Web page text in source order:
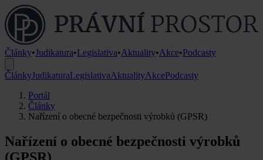
Články•Judikatura•Legislativa•Aktuality•Akce•Podcasty
ČlánkyJudikaturaLegislativaAktualityAkcePodcasty
Portál
Články
Nařízení o obecné bezpečnosti výrobků (GPSR)
Nařízení o obecné bezpečnosti výrobků